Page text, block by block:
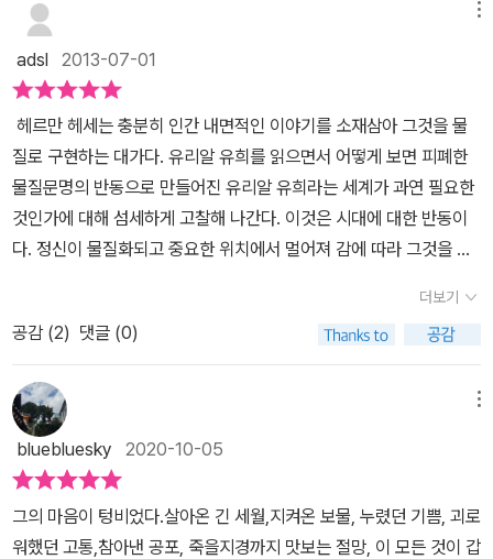
소를 타고 집으로 돌아가며(기우귀가), 마침내 소와 나를 모두 잊는
(인우구망) 경지를 거쳐 마지막엔 세상으로 돌아와 중생을 제도하는
‘입전수수’에 이른다. 크네히트가 카스탈리엔을 떠나는 결단은 바로
이 ‘입전수수’의 경지와도 같다. 깨달음은 홀로 머무는 것이 아니라 반
드시 현실과 함께해야 한다는 통찰이다. 나는 헤세가 전하고자 한 이
러한 메시지를 변증법적 구조로 읽었다.정(正): 잡문의 시대. 무책임
하게 쏟아지는 단편적 지식과 강연, 언어의 가치 상실. 헤세는 이것을
정신적 침체라 불렀다. “그날그날의 모든 사건에 대해서 급하게 성의
가려내고 기사화하는 일은 급속도로 무책임하게 대량 생산되는 상품
과 완전히 같은 길을 밟고 있었다.” (1권 p.26) “2곱하기 2가 무엇인
지 권력자가 결정하도록 내버려 두는 자는 비겁자이며 배신자입니다.
진리에 대한 지조, 지적 성실성을 다른 이익을 위해 희생시키는 일은,
설혹 그것이 조국의 이익을 위한 일이라 해도 배신입니다.” (2권 p.6
1) 놀라운 건, 헤세가 그린 ‘잡문의 시대’가 바로 지
금 우리가 사는 현실이라는 점이다. 유튜브와 SNS, 인터넷 매체에서
매일같이 폭포수처럼 쏟아지는 글과 영상들, 자극과 가짜뉴스의 홍수
속에 언어는 이미 가치를 잃고 있다. 지식인들은 정치화 되었고, 권력
의 사상에 가슴 벅차하며 '초월하라!'는문구를 스스로에 대한 소명, 명
령, 경고로서, 새로 세우고 힘을 불어넣는 하나의결의로서 썼던가
를 기억해 냈다. 그리고 자신의 행동과 삶을 이 표어 아래에 둠으로
써 인생의 모든 공간과 과정을 초월하여 단호하고도 명랑하게 통과하
고 실현하고 자신의 뒤로 흘러 보내고자 했던가를 이제 다시금 떠올
렸다.- P148공간에서 공간으로 명랑하게 나아가야지 어디에도 고향
인 양 매달려선 안 되네 우주 정신은 우리를 구속하고 좁히는 대신
한 계단씩 올려 주고 넓혀 주려 한다.- P149저의 ‘각성‘도 제게는 이
런 종류의 절박한 현실성을 지니고 있습니다. 바로 그렇기 때문에 그
런 이름을 붙이게 된 것이지요. 그런 순간에는 마치 오랫동안 잠을자
거나 졸고 있다가 문득 깨어나 정신이 맑아지면서 이제껏 한 번도 그
210우리의 삶은 돌고 있네, 언제나 유희할 준비가 된 채.그러나 우리
는 남 몰래 갈망하지, 현실을,생식과 탄생을, 번뇌와 죽음을.- P301
그런데 이 역겨운 시체의 골짜기에서고통스러워하면서도 부패하
는 일 없이정신은 동경에 차 빛나는 횃불을 치켜들고죽음과 싸워 스
스로를 불멸케 하네.- P306빛살이 싹 품은 것을 둘로 쪼개어 행위
와 싸움으로 창조적으로 나누니,놀란 세계가 빛을 뿜으며 타오르네.
adsl 2013-07-01
헤르만 헤세는 충분히 인간 내면적인 이야기를 소재삼아 그것을 물
질로 구현하는 대가다. 유리알 유희를 읽으면서 어떻게 보면 피폐한
물질문명의 반동으로 만들어진 유리알 유희라는 세계가 과연 필요한
것인가에 대해 섬세하게 고찰해 나간다. 이것은 시대에 대한 반동이
다. 정신이 물질화되고 중요한 위치에서 멀어져 감에 따라 그것을 예
만들어 나가는 것이 필요하다는 생각에서 접근한 드라마다. 하지만
주인공이 내리는 결론처럼 그것은 언젠가 무너져버릴 성을 더 단단하
게 올리고 있는 한심한 모습으로 변질되어 버린다. 우리에게 필요한
것은 유리알 유희를 발전시켜나가는 것이라기보다 이 세상과 융합하
면서 함께 공존할 수 있는 방향을 찾아내는 것이다. 그것은 단지 자신
이 명인의 위치에 오르는 것이 아니라 한 사람 한 사람을 변화시켜나
가는 것. 그일에 희생하는 것이다. 카스텔리안을 떠난 주인공의 죽음
이 마치 구도자의 희생처럼 느껴지는 이유는 그 때문이지 않을까. 나
더보기
공감 (2) 댓글 (0)
bluebluesky 2020-10-05
그의 마음이 텅비었다.살아온 긴 세월,지켜온 보물, 누렸던 기쁨, 괴로
워했던 고통,참아낸 공포, 죽을지경까지 맛보는 절망, 이 모든 것이 갑